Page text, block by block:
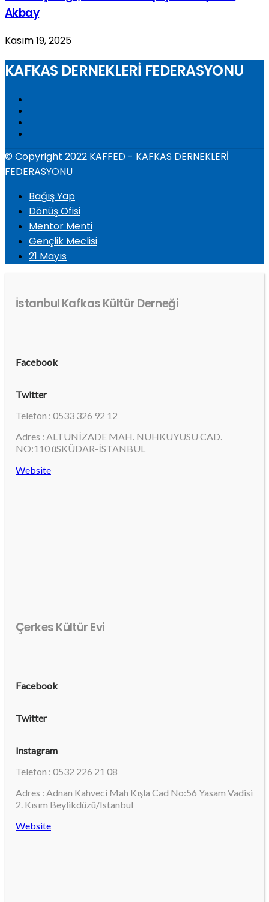
Akbay
Kasım 19, 2025
KAFKAS DERNEKLERİ FEDERASYONU
© Copyright 2022 KAFFED - KAFKAS DERNEKLERİ
FEDERASYONU
Bağış Yap
Dönüş Ofisi
Mentor Menti
Gençlik Meclisi
21 Mayıs
İstanbul Kafkas Kültür Derneği
Facebook
Twitter
Telefon : 0533 326 92 12
Adres : ALTUNİZADE MAH. NUHKUYUSU CAD.
NO:110 üSKÜDAR-İSTANBUL
Website
Çerkes Kültür Evi
Facebook
Twitter
Instagram
Telefon : 0532 226 21 08
Adres : Adnan Kahveci Mah Kışla Cad No:56 Yasam Vadisi
2. Kısım Beylikdüzü/Istanbul
Website